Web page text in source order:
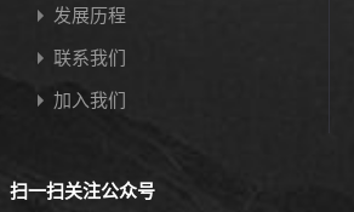
发展历程
联系我们
加入我们
扫一扫关注公众号